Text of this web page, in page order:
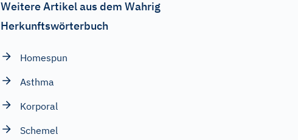
Weitere Artikel aus dem Wahrig
Herkunftswörterbuch
Homespun
Asthma
Korporal
Schemel